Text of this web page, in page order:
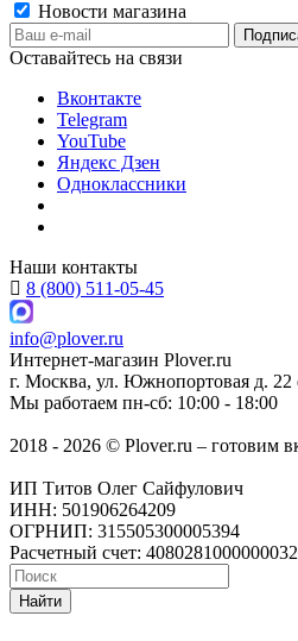
Новости магазина
Оставайтесь на связи
Вконтакте
Telegram
YouTube
Яндекс Дзен
Одноклассники
Наши контакты
8 (800) 511-05-45
info@plover.ru
Интернет-магазин Plover.ru
г. Москва, ул. Южнопортовая д. 22
Мы работаем пн-сб: 10:00 - 18:00
2018 - 2026 © Plover.ru – готовим
ИП Титов Олег Сайфулович
ИНН: 501906264209
ОГРНИП: 315505300005394
Расчетный счет:
Найти